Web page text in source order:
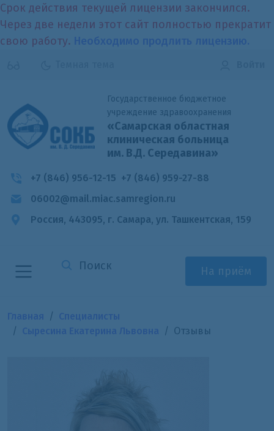
Срок действия текущей лицензии закончился.
Через две недели этот сайт полностью прекратит
свою работу.
Государственное бюджетное
учреждение здравоохранения
«Самарская областная
клиническая больница
им. В.Д. Середавина»
+7 (846) 956-12-15 +7 (846) 959-27-88
06002@mail.miac.samregion.ru
Россия, 443095, г. Самара, ул. Ташкентская, 159
На приём
Отзывы